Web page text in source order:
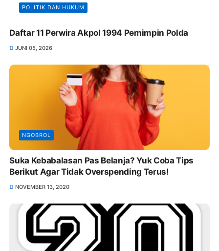
POLITIK DAN HUKUM
Daftar 11 Perwira Akpol 1994 Pemimpin Polda
JUNI 05, 2026
NGOBROL
Suka Kebabalasan Pas Belanja? Yuk Coba Tips
Berikut Agar Tidak Overspending Terus!
NOVEMBER 13, 2020